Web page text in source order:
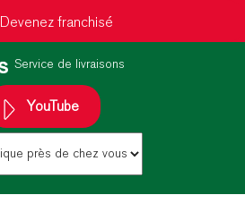
Devenez franchisé
Service de livraisons
YouTube